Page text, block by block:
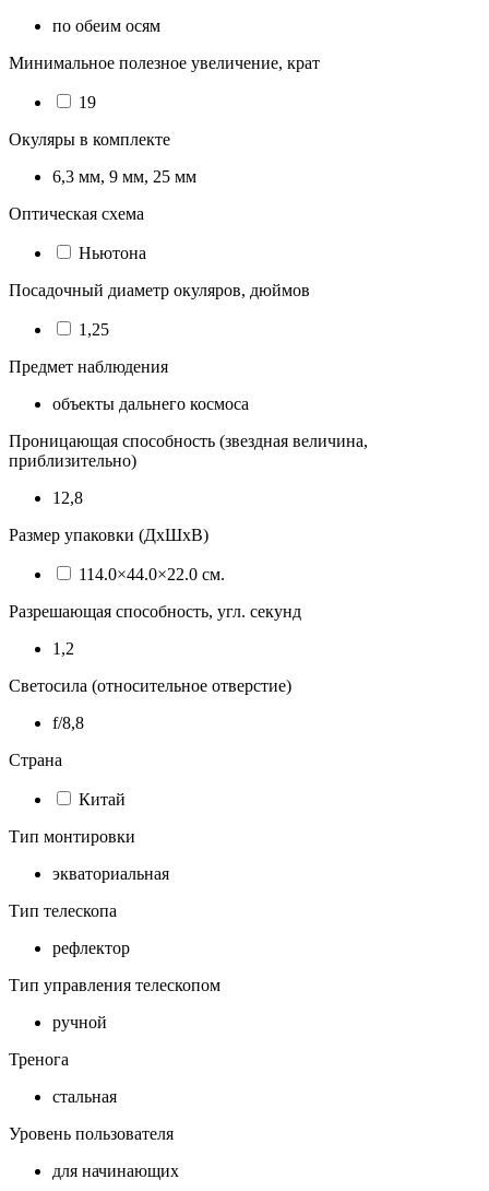
по обеим осям
Минимальное полезное увеличение, крат
19
Окуляры в комплекте
6,3 мм, 9 мм, 25 мм
Оптическая схема
Ньютона
Посадочный диаметр окуляров, дюймов
1,25
Предмет наблюдения
объекты дальнего космоса
Проницающая способность (звездная величина,
приблизительно)
12,8
Размер упаковки (ДхШхВ)
114.0×44.0×22.0 см.
Разрешающая способность, угл. секунд
1,2
Светосила (относительное отверстие)
f/8,8
Страна
Китай
Тип монтировки
экваториальная
Тип телескопа
рефлектор
Тип управления телескопом
ручной
Тренога
стальная
Уровень пользователя
для начинающих